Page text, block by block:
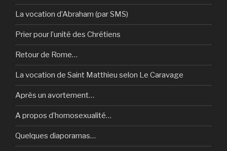
La vocation d’Abraham (par SMS)
Prier pour l’unité des Chrétiens
Retour de Rome…
La vocation de Saint Matthieu selon Le Caravage
Après un avortement…
A propos d’homosexualité…
Quelques diaporamas…